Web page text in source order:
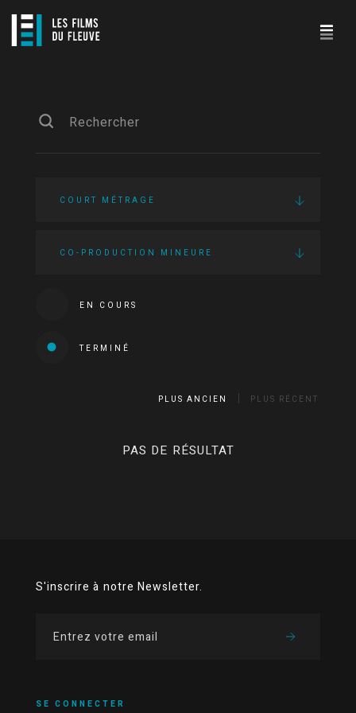
COURT MÉTRAGE
CO-PRODUCTION MINEURE
EN COURS
TERMINÉ
PLUS ANCIEN PLUS RÉCENT
PAS DE RÉSULTAT
S'inscrire à notre Newsletter.
SE CONNECTER